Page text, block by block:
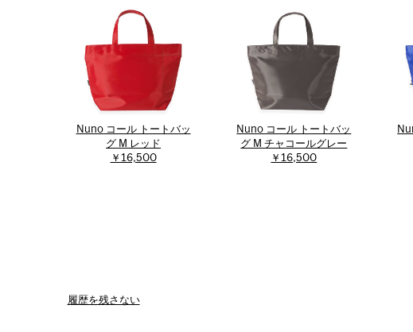
Nuno コール トートバッ
グ M レッド
￥16,500
Nuno コール トートバッ
グ M チャコールグレー
￥16,500
履歴を残さない